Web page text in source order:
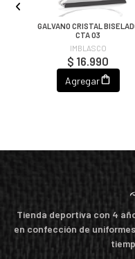
GALVANO CRISTAL
CTA 03
IMBLASCO
$ 16.990
Agregar
Tienda deportiva con 4
en confección de